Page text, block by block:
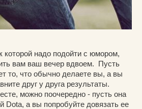
которой надо подойти с юмором,
вам ваш вечер вдвоем. Пусть
то, что обычно делаете вы, а вы
друг у друга результаты.
можно поочередно - пусть она
Dota, а вы попробуйте довязать ее